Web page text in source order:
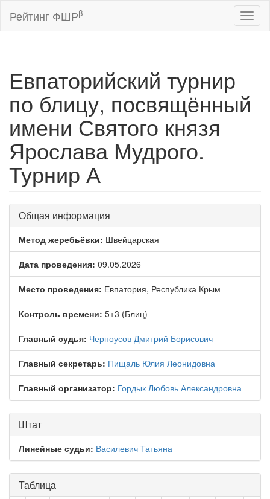
Рейтинг ФШРβ
Евпаторийский турнир
по блицу, посвящённый
имени Святого князя
Ярослава Мудрого.
Турнир А
Общая информация
Метод жеребьёвки: Швейцарская
Дата проведения: 09.05.2026
Место проведения: Евпатория, Республика Крым
Контроль времени: 5+3 (Блиц)
Главный судья: Черноусов Дмитрий Борисович
Главный секретарь: Пищаль Юлия Леонидовна
Главный организатор: Гордык Любовь Александровна
Штат
Линейные судьи: Василевич Татьяна
Таблица